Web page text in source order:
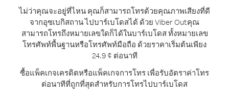
ไม่ว่าคุณจะอยู่ที่ไหน คุณก็สามารถโทรด้วยคุณภาพเสียงที่ดี
จากอุซเบกิสถาน ไปบาร์เบโดสได้ ด้วย Viber Outคุณ
สามารถโทรถึงหมายเลขใดก็ได้ในบาร์เบโดส ทั้งหมายเลข
โทรศัพท์พื้นฐานหรือโทรศัพท์มือถือ ด้วยราคาเริ่มต้นเพียง
24.9 ¢ ต่อนาที
ซื้อแพ็คเกจเครดิตหรือแพ็คเกจการโทร เพื่อรับอัตราค่าโทร
ต่อนาทีที่ถูกที่สุดสำหรับการโทรไปบาร์เบโดส